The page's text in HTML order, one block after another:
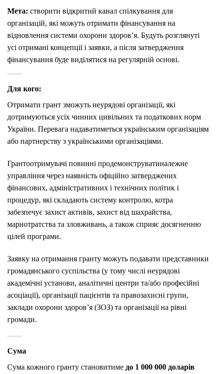
Мета: створити відкритий канал спілкування для
організацій, які можуть отримати фінансування на
відновлення системи охорони здоров’я. Будуть розглянуті
усі отримані концепції і заявки, а після затвердження
фінансування буде виділятися на регулярній основі.
Для кого:
Отримати грант зможуть неурядові організації, які
дотримуються усіх чинних цивільних та податкових норм
України. Перевага надаватиметься українським організаціям
або партнерству з українськими організаціями.
Грантоотримувачі повинні продемонструватиналежне
управління через наявність офіційно затверджених
фінансових, адміністративних і технічних політик і
процедур, які складають систему контролю, котра
забезпечує захист активів, захист від шахрайства,
марнотратства та зловживань, а також сприяє досягненню
цілей програми.
Заявку на отримання гранту можуть подавати представники
громадянського суспільства (у тому числі неурядові
академічні установи, аналітичні центри та/або професійні
асоціації), організації пацієнтів та правозахисні групи,
заклади охорони здоров’я (ЗОЗ) та організації на рівні
громади.
Сума
Сума кожного гранту становитиме до 1 000 000 доларів